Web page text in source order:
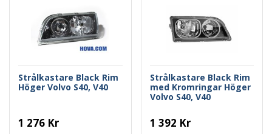
Strålkastare Black Rim
Höger Volvo S40, V40
1 276 Kr
Strålkastare Black Rim
med Kromringar Höger
Volvo S40, V40
1 392 Kr